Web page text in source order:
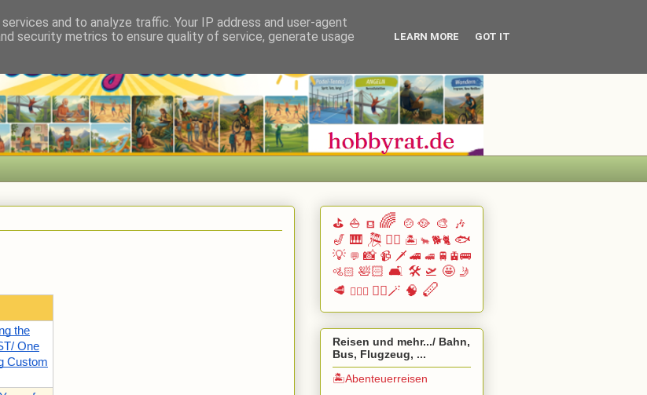
the
One
Custom
⛳ ⛵ ⛾ 🌈 🍲🥘 🎨 🎶
🎷 🎹 🎘 🏄🏽 🏝️ 🐂 🐕🐈 🐟
💡 💬 📸 📹 🗡️ 🚄 🚅 🚆🚊🚌
🚵🏻 🛀🏻 🛋️ 🛠️ 🛫 🤩 🤳
🥩 🧗🏻‍♀️ 🧙‍♂️🪄 🧠 🪈
Reisen und mehr.../ Bahn,
Bus, Flugzeug, ...
🏝️Abenteuerreisen
and to analyze traffic. Your IP address and user-agent
security metrics to ensure quality of service, generate usage
LEARN MORE GOT IT